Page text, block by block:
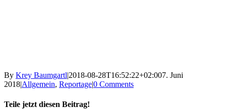
By Krey Baumgartl|2018-08-28T16:52:22+02:007. Juni
2018|Allgemein, Reportage|0 Comments
Teile jetzt diesen Beitrag!